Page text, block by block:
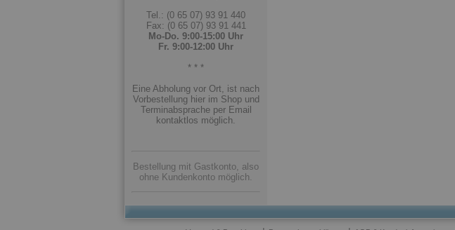
Tel.: (0 65 07) 93 91 440
Fax: (0 65 07) 93 91 441
Mo-Do. 9:00-15:00 Uhr
Fr. 9:00-12:00 Uhr
* * *
Eine Abholung vor Ort, ist nach
Vorbestellung hier im Shop und
Terminabsprache per Email
kontaktlos möglich.
Bestellung mit Gastkonto, also
ohne Kundenkonto möglich.